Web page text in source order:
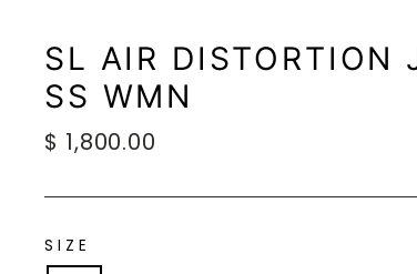
SL AIR DISTORTION
SS WMN
Precio
$ 1,800.00
SIZE